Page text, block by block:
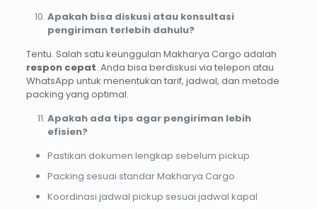
Apakah bisa diskusi atau konsultasi
pengiriman terlebih dahulu?
Tentu. Salah satu keunggulan Makharya Cargo adalah
respon cepat. Anda bisa berdiskusi via telepon atau
WhatsApp untuk menentukan tarif, jadwal, dan metode
packing yang optimal.
Apakah ada tips agar pengiriman lebih
efisien?
Pastikan dokumen lengkap sebelum pickup
Packing sesuai standar Makharya Cargo
Koordinasi jadwal pickup sesuai jadwal kapal